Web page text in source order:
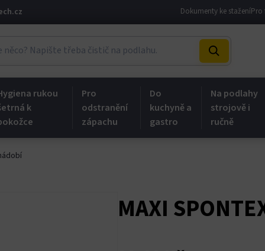
Dokumenty ke staženíPro
rukou
k
Pro
odstranění
zápachu
Do
kuchyně a
gastro
Na podlahy
strojově i
ručně
MAXI